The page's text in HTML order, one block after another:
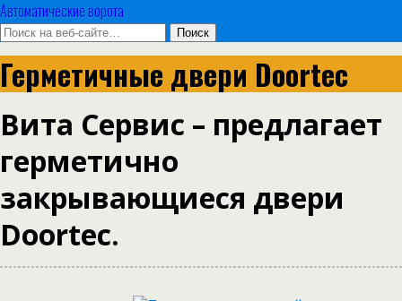
Автоматические ворота
Герметичные двери Doortec
Вита Сервис – предлагает
герметично
закрывающиеся двери
Doortec.